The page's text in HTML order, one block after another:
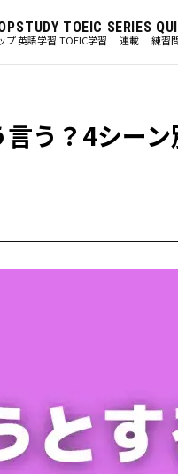
プ
STUDY
英語学習
TOEIC
TOEIC学習
SERIES
連載 練習
う？4シー